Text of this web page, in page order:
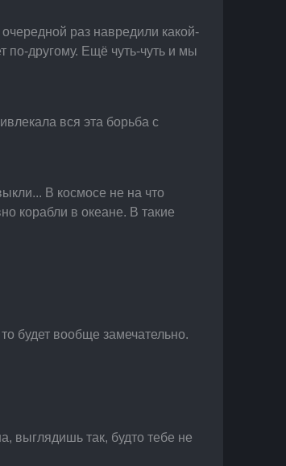
раз навредили какой-
по-другому. Ещё чуть-чуть и мы
вся эта борьба с
В космосе не на что
корабли в океане. В такие
будет вообще замечательно.
выглядишь так, будто тебе не